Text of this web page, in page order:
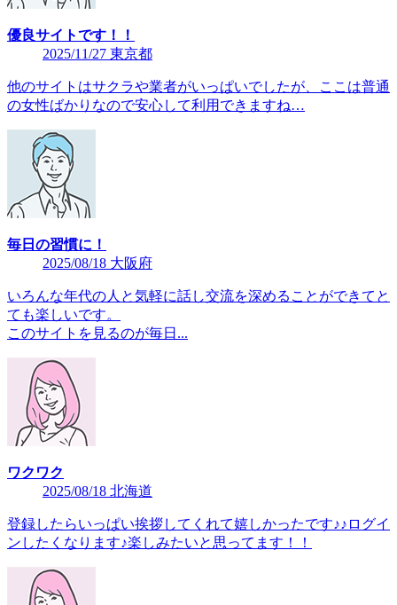
優良サイトです！！
2025/11/27 東京都
他のサイトはサクラや業者がいっぱいでしたが、ここは普通
の女性ばかりなので安心して利用できますね…
毎日の習慣に！
2025/08/18 大阪府
いろんな年代の人と気軽に話し交流を深めることができてと
ても楽しいです。
このサイトを見るのが毎日...
ワクワク
2025/08/18 北海道
登録したらいっぱい挨拶してくれて嬉しかったです♪♪ログイ
ンしたくなります♪楽しみたいと思ってます！！